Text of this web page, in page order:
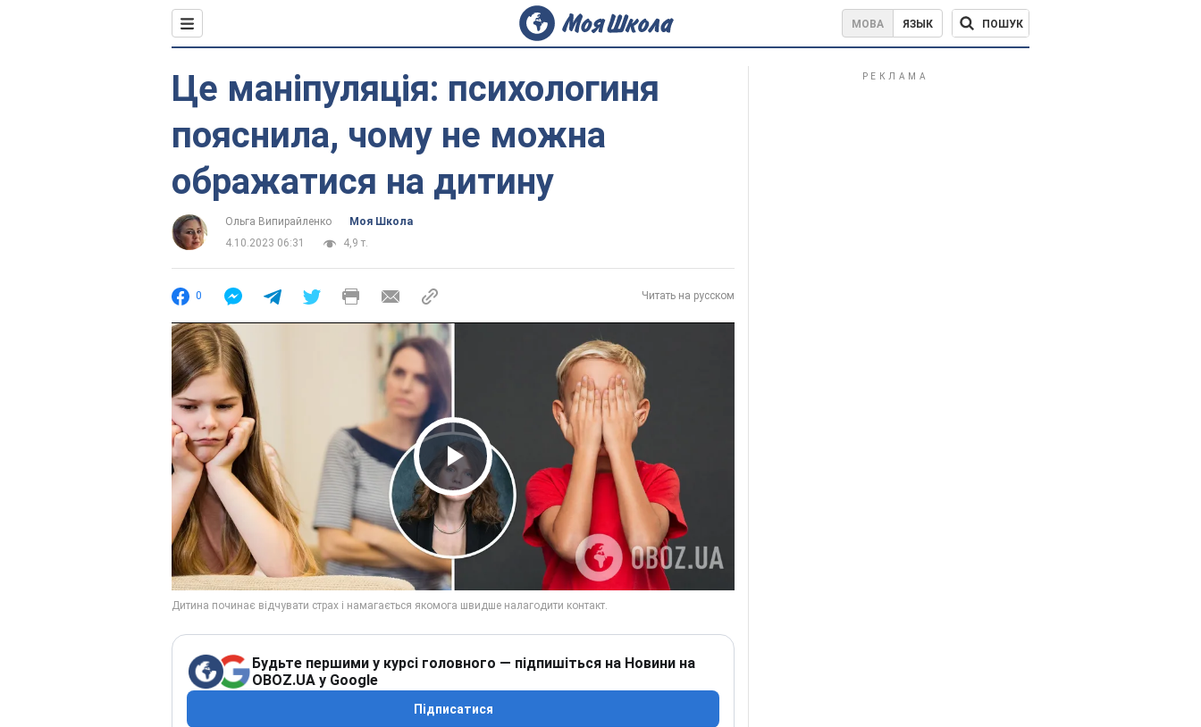
МОВА ЯЗЫК ПОШУК
Це маніпуляція: психологиня
пояснила, чому не можна
ображатися на дитину
Ольга Випирайленко
Моя Школа
4.10.2023 06:31
4,9 т.
0 Читать на русском
Play Video
Будьте першими у курсі головного — підпишіться на Новини на
OBOZ.UA у Google
Підписатися